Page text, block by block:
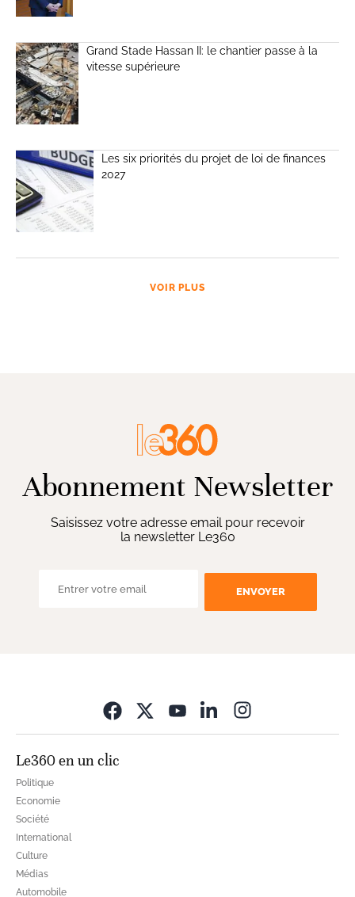
Grand Stade Hassan II: le chantier passe à la
vitesse supérieure
Les six priorités du projet de loi de finances
2027
VOIR PLUS
Abonnement Newsletter
Saisissez votre adresse email pour recevoir
la newsletter Le360
ENVOYER
Le360 en un clic
Politique
Economie
Société
International
Culture
Médias
Automobile